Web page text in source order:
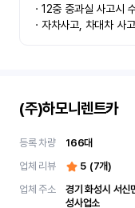
ㆍ12중 중과실 사고시
ㆍ자차사고, 차대차 사
(주)하모니렌트카
등록 차량 166대
업체 리뷰
5 (7개)
업체 주소
경기 화성시 서신면 재안골길
성사업소